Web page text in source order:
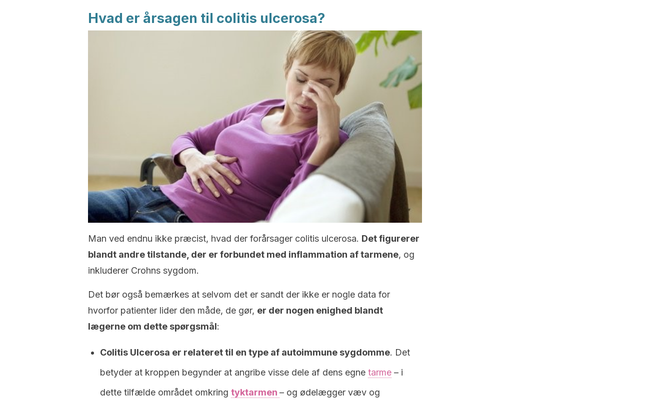
Hvad er årsagen til colitis ulcerosa?
Man ved endnu ikke præcist, hvad der forårsager colitis ulcerosa. Det figurerer
blandt andre tilstande, der er forbundet med inflammation af tarmene, og
inkluderer Crohns sygdom.
Det bør også bemærkes at selvom det er sandt der ikke er nogle data for
hvorfor patienter lider den måde, de gør, er der nogen enighed blandt
lægerne om dette spørgsmål:
Colitis Ulcerosa er relateret til en type af autoimmune sygdomme. Det
betyder at kroppen begynder at angribe visse dele af dens egne tarme – i
dette tilfælde området omkring tyktarmen – og ødelægger væv og